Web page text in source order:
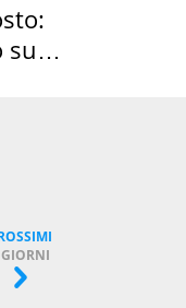
su